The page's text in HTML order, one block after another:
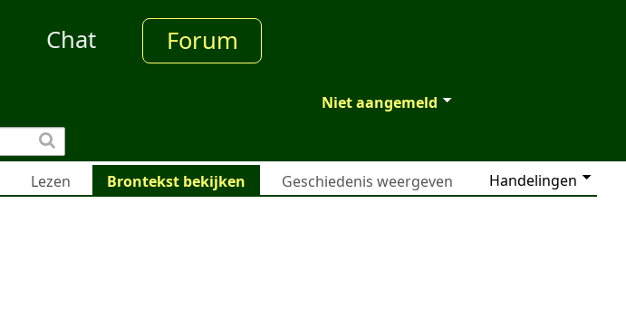
Chat Forum
Niet aangemeld
Handelingen
Lezen Brontekst bekijken Geschiedenis weergeven